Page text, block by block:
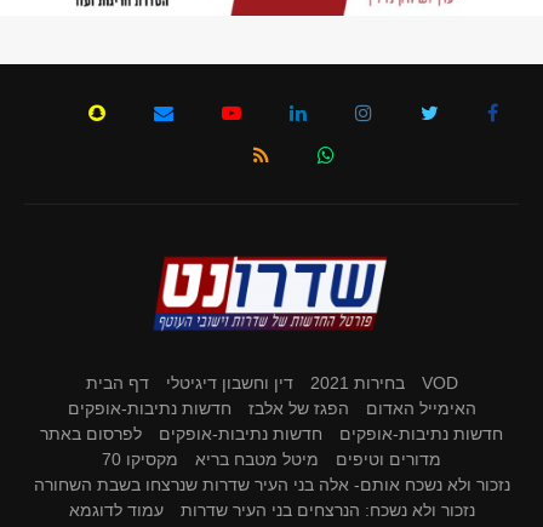
VOD בחירות 2021 דין וחשבון דיגיטלי
דף הבית
האימייל האדום
הפגז של אלבז
חדשות נתיבות-אופקים
חדשות נתיבות-אופקים
חדשות נתיבות-אופקים
לפרסום באתר
מדורים וטיפים
מיטל מטבח בריא
מקסיקו 70
נזכור ולא נשכח אותם- אלה בני העיר שדרות שנרצחו בשבת השחורה
נזכור ולא נשכח: הנרצחים בני העיר שדרות
עמוד לדוגמא